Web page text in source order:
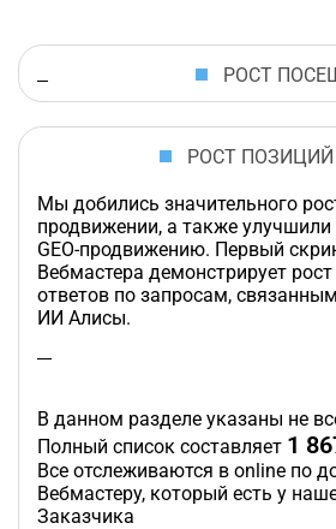
РОСТ
РОСТ ПОЗИЦИЙ
Мы добились значительного
продвижении, а также улучшили
GEO-продвижению. Первый
Вебмастера демонстрирует
ответов по запросам,
ИИ Алисы.
В данном разделе указаны не
Полный список составляет 1
Все отслеживаются в online по
Вебмастеру, который есть у
Заказчика